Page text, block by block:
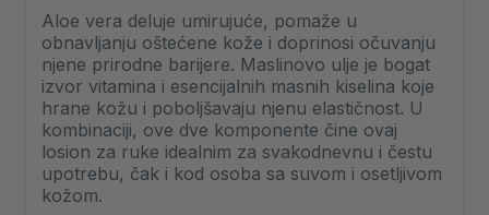
Aloe vera deluje umirujuće, pomaže u
obnavljanju oštećene kože i doprinosi očuvanju
njene prirodne barijere. Maslinovo ulje je bogat
izvor vitamina i esencijalnih masnih kiselina koje
hrane kožu i poboljšavaju njenu elastičnost. U
kombinaciji, ove dve komponente čine ovaj
losion za ruke idealnim za svakodnevnu i čestu
upotrebu, čak i kod osoba sa suvom i osetljivom
kožom.